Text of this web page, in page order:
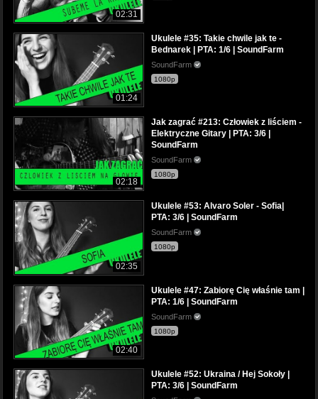
02:31
01:24
Ukulele #35: Takie chwile jak te -
Bednarek | PTA: 1/6 | SoundFarm
SoundFarm
1080p
02:18
Jak zagrać #213: Człowiek z liściem -
Elektryczne Gitary | PTA: 3/6 |
SoundFarm
SoundFarm
1080p
02:35
Ukulele #53: Alvaro Soler - Sofia|
PTA: 3/6 | SoundFarm
SoundFarm
1080p
02:40
Ukulele #47: Zabiorę Cię właśnie tam |
PTA: 1/6 | SoundFarm
SoundFarm
1080p
Ukulele #52: Ukraina / Hej Sokoły |
PTA: 3/6 | SoundFarm